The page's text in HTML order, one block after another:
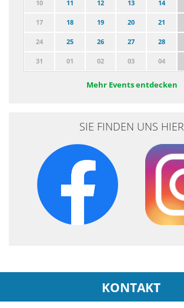
10 11 12 13 14
17 18 19 20 21
24 25 26 27 28
31 01 02 03 04
Mehr Events entdecken
SIE FINDEN UNS HIER
KONTAKT